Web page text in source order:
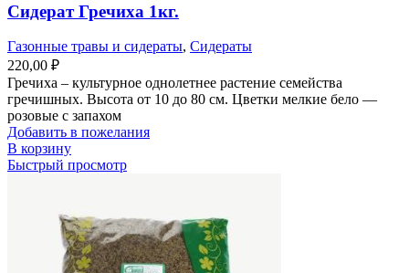
Сидерат Гречиха 1кг.
Газонные травы и сидераты, Сидераты
220,00 ₽
Гречиха – культурное однолетнее растение семейства
гречишных. Высота от 10 до 80 см. Цветки мелкие бело —
розовые с запахом
Добавить в пожелания
В корзину
Быстрый просмотр